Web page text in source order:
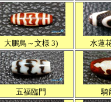
大鵬鳥～文様 3) 水蓮
五福臨門 騎